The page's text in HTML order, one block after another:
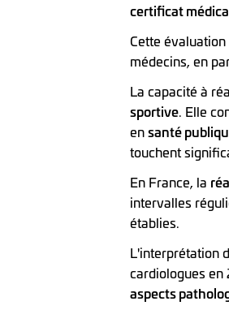
certificat
Cette
médecins, en
La capacité à
sportive. Elle
ensanté
touchent
En France, la
intervalles
établies.
L'interprétation
cardiologues en
aspects